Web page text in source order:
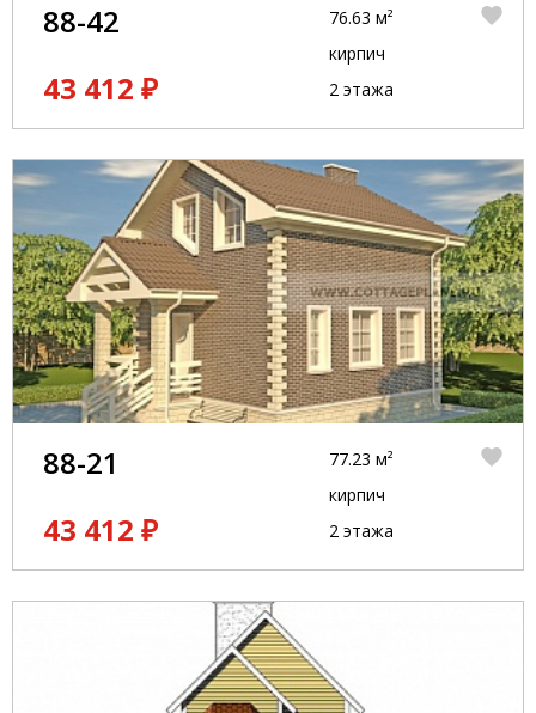
88-42
43 412 ₽
76.63 м²
кирпич
2 этажа
88-21
43 412 ₽
77.23 м²
кирпич
2 этажа